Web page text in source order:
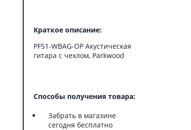
Краткое описание:
PF51-WBAG-OP Акустическая
гитара с чехлом, Parkwood
Способы получения товара:
Забрать в магазине
сегодня бесплатно